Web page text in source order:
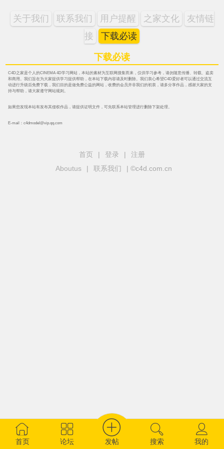
关于我们 联系我们 用户提醒 之家文化
友情链
接
下载必读
下载必读
C4D之家是个人的CINEMA 4D学习网站，本站的素材为互联网搜集而来，仅供学习参考，请勿随意传播、转载、盗卖
和商用。我们旨在为大家提供学习提供帮助，在本站下载内容请及时删除。我们衷心希望C4D爱好者可以通过交流互
动进行升级后免费下载，我们目的是做免费公益的网站，收费的会员并非我们的初衷，请多分享作品，感谢大家的支
持与帮助，请大家遵守网站规则。
如果您发现本站有发布其侵权作品，请提供证明文件，可先联系本站管理进行删除下架处理。
E-mail：c4dmodel@vip.qq.com
首页 | 登录 |
注册
Aboutus
| 联系我们 | ©c4d.com.cn
首页 论坛 发帖 搜索 我的